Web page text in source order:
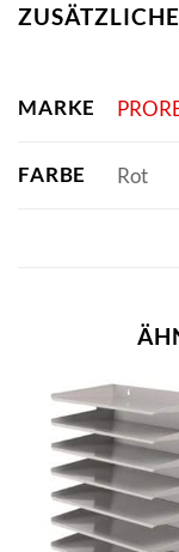
MARKE
FARBE Rot